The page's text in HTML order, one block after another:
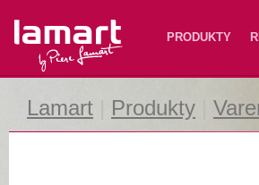
Lamart PRODUKTY
Lamart Produkty